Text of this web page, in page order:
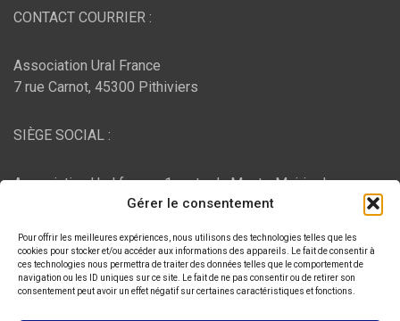
Gérer le consentement
Pour offrir les meilleures expériences, nous utilisons des technologies telles que les
cookies pour stocker et/ou accéder aux informations des appareils. Le fait de consentir à
ces technologies nous permettra de traiter des données telles que le comportement de
navigation ou les ID uniques sur ce site. Le fait de ne pas consentir ou de retirer son
consentement peut avoir un effet négatif sur certaines caractéristiques et fonctions.
CONTACT COURRIER :
Association Ural France
7 rue Carnot, 45300 Pithiviers
SIÈGE SOCIAL :
Association Ural france, 1 route du Mont - Mairie de
Bujaleuf, 87460 Bujaleuf
HÉBERGEMENT :
, Chemin des Pardiaux, 63000 Clermont-Ferrand